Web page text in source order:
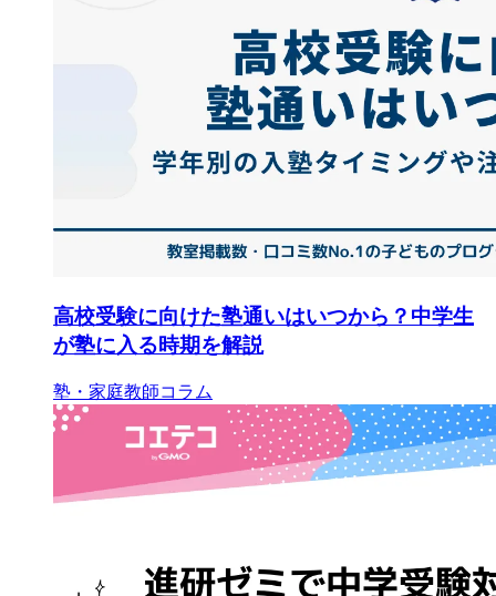
高校受験に向けた塾通いはいつから？中学生
が塾に入る時期を解説
塾・家庭教師コラム